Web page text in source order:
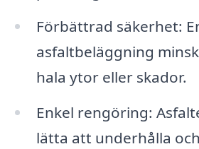
Förbättrad säkerhet:
asfaltbeläggning
hala ytor eller skador.
Enkel rengöring:
lätta att underhålla